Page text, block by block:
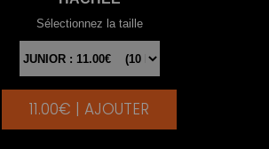
Sélectionnez la taille
|
11.00€ | AJOUTER